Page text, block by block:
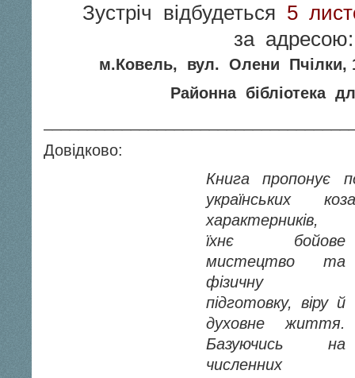
Зустріч відбудеться 5
за адресою:
м.Ковель, вул. Олени Пчілки,
Районна бібліотека
Довідково:
Книга пропонує
українських
характерників,
їхнє бойове
мистецтво та
фізичну
підготовку, віру й
духовне життя.
Базуючись на
численних